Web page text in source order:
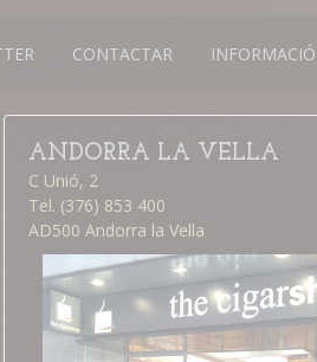
CONTACTAR
ANDORRA LA VELLA
C Unió, 2
Tel. (376) 853 400
AD500 Andorra la Vella